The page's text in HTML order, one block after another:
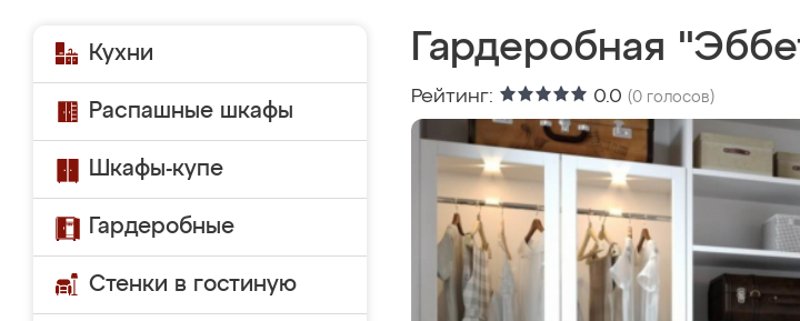
Кухни
Распашные шкафы
Шкафы-купе
Гардеробные
Стенки в гостиную
Гардеробная
Рейтинг: 0.0 (0 голосов)